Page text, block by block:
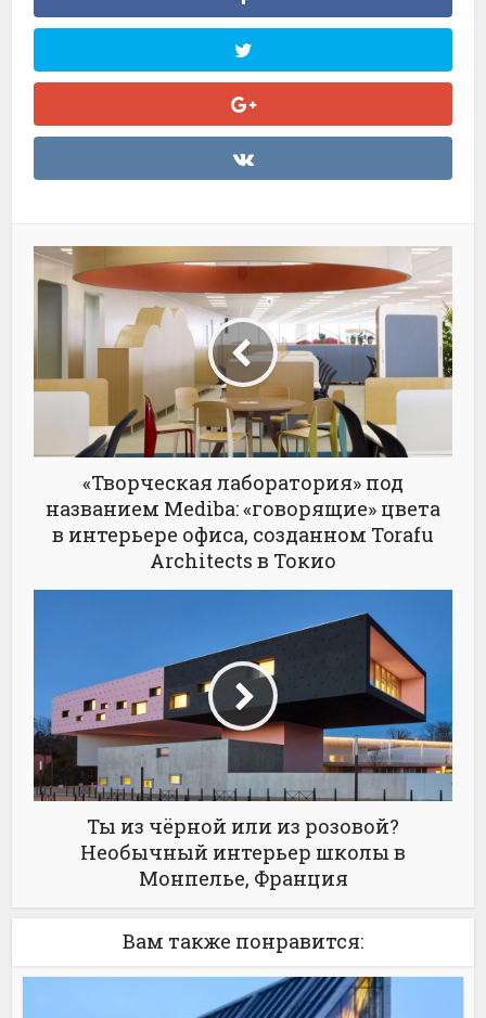
«Творческая лаборатория» под
названием Mediba: «говорящие» цвета
в интерьере офиса, созданном Torafu
Architects в Токио
Ты из чёрной или из розовой?
Необычный интерьер школы в
Монпелье, Франция
Вам также понравится: